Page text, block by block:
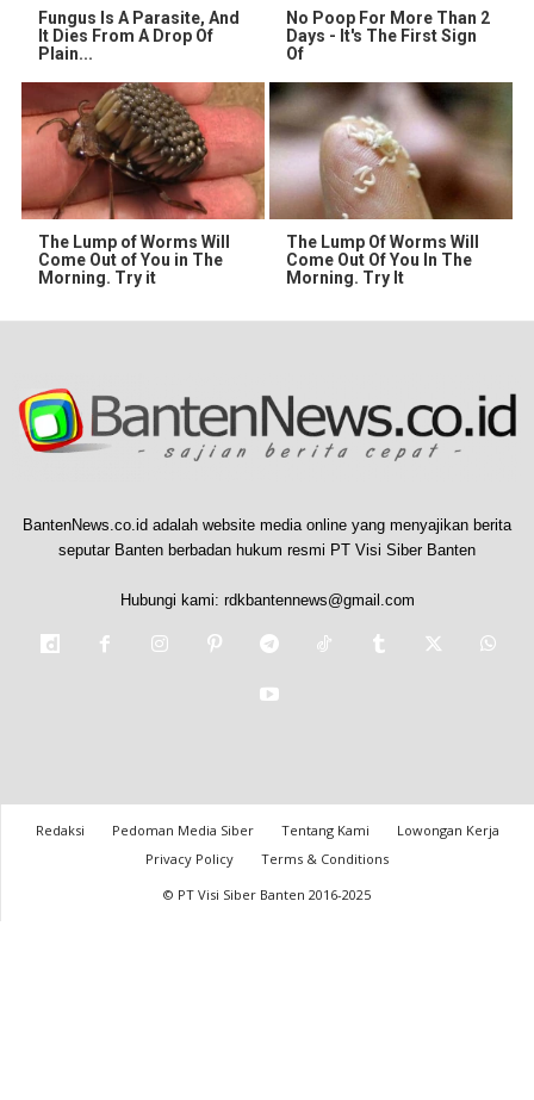
Fungus Is A Parasite, And
It Dies From A Drop Of
Plain...
No Poop For More Than 2
Days - It's The First Sign
Of
The Lump of Worms Will
Come Out of You in The
Morning. Try it
The Lump Of Worms Will
Come Out Of You In The
Morning. Try It
BantenNews.co.id adalah website media online yang menyajikan berita
seputar Banten berbadan hukum resmi PT Visi Siber Banten
Hubungi kami: rdkbantennews@gmail.com
Redaksi Pedoman Media Siber Tentang Kami
Lowongan Kerja
Privacy Policy
Terms & Conditions
© PT Visi Siber Banten 2016-2025